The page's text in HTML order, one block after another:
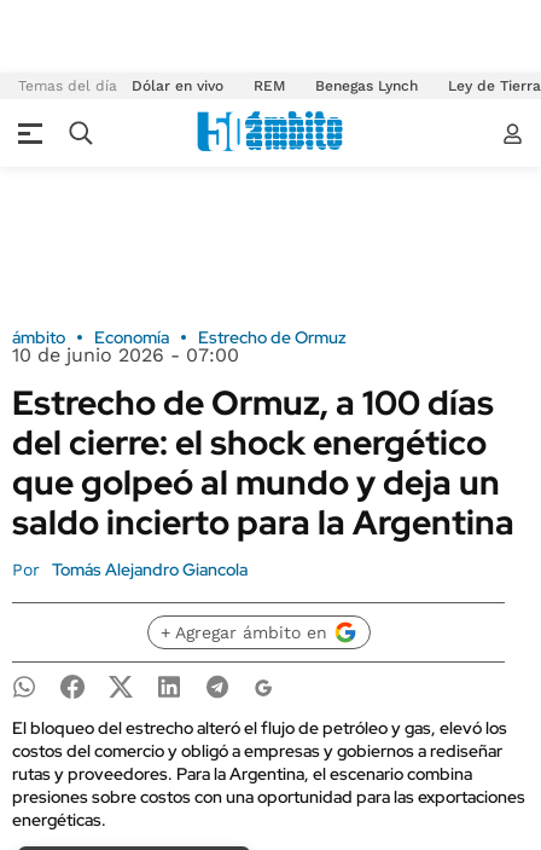
Temas del día Dólar en vivo REM Benegas Lynch Ley de
ámbito Economía Estrecho de Ormuz
10 de junio 2026 - 07:00
Estrecho de Ormuz, a 100 días
del cierre: el shock energético
que golpeó al mundo y deja un
saldo incierto para la Argentina
Por Tomás Alejandro Giancola
+ Agregar ámbito en
El bloqueo del estrecho alteró el flujo de petróleo y gas, elevó los
costos del comercio y obligó a empresas y gobiernos a rediseñar
rutas y proveedores. Para la Argentina, el escenario combina
presiones sobre costos con una oportunidad para las exportaciones
energéticas.